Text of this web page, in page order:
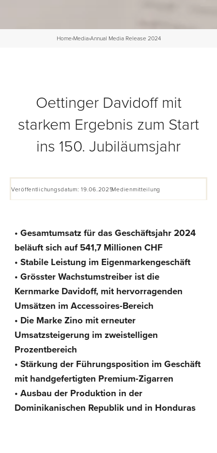
Home›Media›Annual Media Release 2024
Oettinger Davidoff mit
starkem Ergebnis zum Start
ins 150. Jubiläumsjahr
Veröffentlichungsdatum: 19.06.2025Medienmitteilung
• Gesamtumsatz für das Geschäftsjahr 2024
beläuft sich auf 541,7 Millionen CHF
• Stabile Leistung im Eigenmarkengeschäft
• Grösster Wachstumstreiber ist die
Kernmarke Davidoff, mit hervorragenden
Umsätzen im Accessoires-Bereich
• Die Marke Zino mit erneuter
Umsatzsteigerung im zweistelligen
Prozentbereich
• Stärkung der Führungsposition im Geschäft
mit handgefertigten Premium-Zigarren
• Ausbau der Produktion in der
Dominikanischen Republik und in Honduras